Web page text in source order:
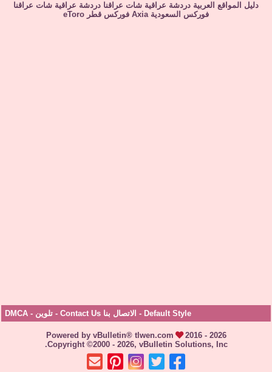
دليل المواقع العربية دردشة عراقية شات عراقنا دردشة عراقية شات عراقنا
فوركس السعودية Axia فوركس قطر eToro
Default Style
- الاتصال بنا Contact Us - تلوين -
DMCA
Powered by vBulletin® tlwen.com
2016 - 2026
Copyright ©2000 - 2026, vBulletin Solutions, Inc.